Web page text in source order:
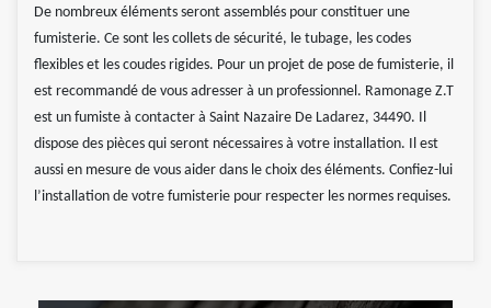
De nombreux éléments seront assemblés pour constituer une
fumisterie. Ce sont les collets de sécurité, le tubage, les codes
flexibles et les coudes rigides. Pour un projet de pose de fumisterie, il
est recommandé de vous adresser à un professionnel. Ramonage Z.T
est un fumiste à contacter à Saint Nazaire De Ladarez, 34490. Il
dispose des pièces qui seront nécessaires à votre installation. Il est
aussi en mesure de vous aider dans le choix des éléments. Confiez-lui
l’installation de votre fumisterie pour respecter les normes requises.